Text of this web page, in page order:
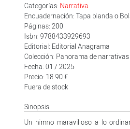
Categorías: Narrativa
Encuadernación: Tapa blanda o
Páginas: 200
Isbn: 9788433929693
Editorial: Editorial Anagrama
Colección: Panorama de narrativas
Fecha: 01 / 2025
Precio: 18.90 €
Fuera de stock
Sinopsis
Un himno maravilloso a lo